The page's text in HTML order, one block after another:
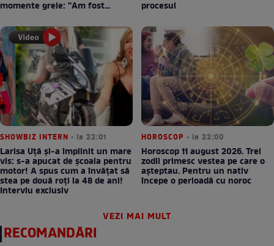
momente grele: ”Am fost procesul
SHOWBIZ INTERN • la 22:01
Larisa Uță şi-a împlinit un mare
vis: s-a apucat de școala pentru
motor! A spus cum a învățat să
stea pe două roți la 48 de ani!
Interviu exclusiv
HOROSCOP • la 22:00
Horoscop 11 august 2026. Trei
zodii primesc vestea pe care o
așteptau. Pentru un nativ
începe o perioadă cu noroc
VEZI MAI MULT
RECOMANDĂRI